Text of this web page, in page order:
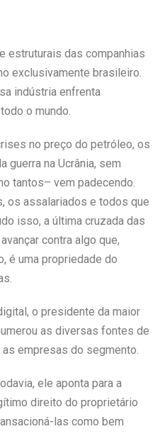
estruturais das companhias
exclusivamente brasileiro.
indústria enfrenta
o mundo.
no preço do petróleo, os
guerra na Ucrânia, sem
tantos– vem padecendo.
os assalariados e todos que
isso, a última cruzada das
contra algo que,
é uma propriedade do
o presidente da maior
as diversas fontes de
empresas do segmento.
ele aponta para a
direito do proprietário
las como bem